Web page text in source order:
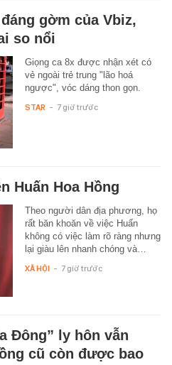
gờm của Vbiz,
so nổi
Giọng ca 8x được nhận xét có
vẻ ngoài trẻ trung "lão hoá
ngược", vóc dáng thon gọn.
STAR - 7 giờ trước
Huấn Hoa Hồng
Theo người dân địa phương, họ
rất băn khoăn về việc Huấn
không có việc làm rõ ràng nhưng
lại giàu lên nhanh chóng và…
XÃ HỘI - 7 giờ trước
Đông” ly hôn vẫn
cũ còn được bao